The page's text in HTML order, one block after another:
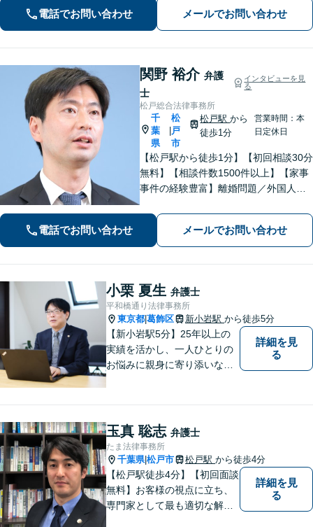
抱えた借金問題について豊富な解決実
績あり」
電話でお問い合わせ メールでお問い合わせ
関野 裕介 弁護
士
インタビューを見
る
松戸総合法律事務所
千
葉
県
松
戸
市
松戸駅から
徒歩1分
営業時間：本
日定休日
【松戸駅から徒歩1分】【初回相談30分
無料】【相談件数1500件以上】【家事
事件の経験豊富】離婚問題／外国人問
頼者に寄り添うスタイルに定評あり。
「解決後の生活から考える」がモット
ー。
電話でお問い合わせ メールでお問い合わせ
小栗 夏生 弁護士
平和橋通り法律事務所
東京都 葛飾区 新小岩駅 から徒歩5分
【新小岩駅5分】25年以上の
実績を活かし、一人ひとりの
お悩みに親身に寄り添いなが
や未来を見据えたサポートを
大切にしています。【休日や
夜間相談も柔軟に対応】【WE
B相談可】
詳細を見
る
玉真 聡志 弁護士
たま法律事務所
千葉県|松戸市 松戸駅 から徒歩4分
【松戸駅徒歩4分】【初回面談
無料】お客様の視点に立ち、
専門家として最も適切な解決
詳細を見
る